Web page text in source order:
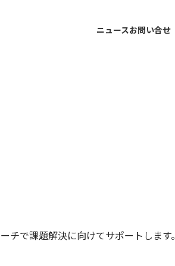
ニュースお問い合せ
で課題解決に向けてサポートします。